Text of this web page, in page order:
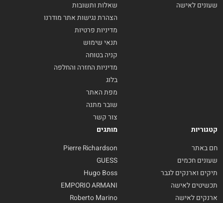
שעונים לאישה
שאלות ותשובות
הצהרת נגישות אתר מודרנו
מדיניות פרטיות
תנאי שימוש
קניה בטוחה
מדיניות החזרה והחלפה
בלוג
מפת האתר
שובר מתנה
צור קשר
קטגוריות
חם באתר
שעונים חכמים
תיקים וארנקים לגבר
תכשיטים לאישה
ארנקים לאישה
מותגים
Pierre Richardson
GUESS
Hugo Boss
EMPORIO ARMANI
Roberto Marino